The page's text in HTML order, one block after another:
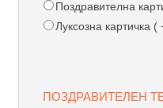
Поздравителна
Луксозна картичка
ПОЗДРАВИТЕЛЕН